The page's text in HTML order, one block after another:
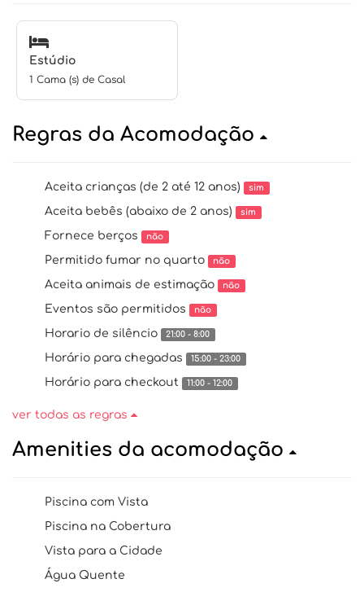
Estúdio
1 Cama (s) de Casal
Regras da Acomodação
Aceita crianças (de 2 até 12 anos) sim
Aceita bebês (abaixo de 2 anos) sim
Fornece berços não
Permitido fumar no quarto não
Aceita animais de estimação não
Eventos são permitidos não
Horario de silêncio 21:00 - 8:00
Horário para chegadas 15:00 - 23:00
Horário para checkout 11:00 - 12:00
ver todas as regras
Amenities da acomodação
Piscina com Vista
Piscina na Cobertura
Vista para a Cidade
Água Quente